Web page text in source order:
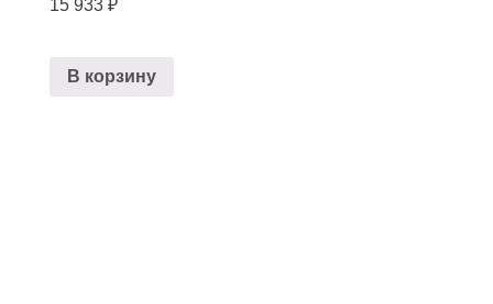
15 933 ₽
В корзину